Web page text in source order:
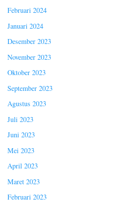
Februari 2024
Januari 2024
Desember 2023
November 2023
Oktober 2023
September 2023
Agustus 2023
Juli 2023
Juni 2023
Mei 2023
April 2023
Maret 2023
Februari 2023